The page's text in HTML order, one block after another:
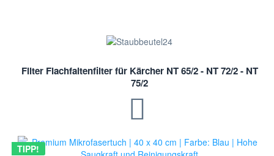
Filter Flachfaltenfilter für Kärcher NT 65/2 - NT 72/2 - NT
75/2
TIPP!